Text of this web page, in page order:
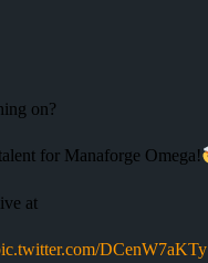
on?
for Manaforge Omega!
at
DCenW7aKTy